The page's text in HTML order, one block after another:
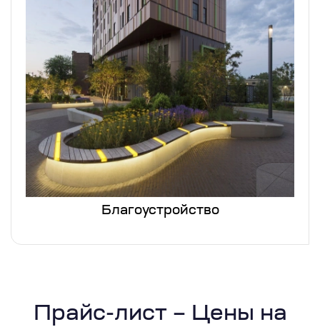
Благоустройство
Прайс-лист – Цены на